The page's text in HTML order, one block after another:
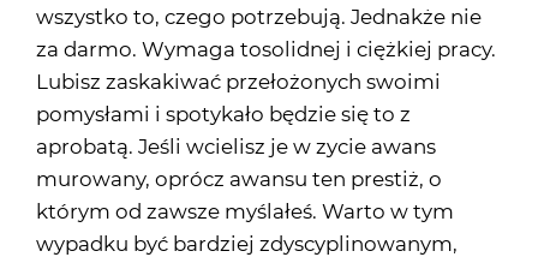
wszystko to, czego potrzebują. Jednakże nie
za darmo. Wymaga tosolidnej i ciężkiej pracy.
Lubisz zaskakiwać przełożonych swoimi
pomysłami i spotykało będzie się to z
aprobatą. Jeśli wcielisz je w zycie awans
murowany, oprócz awansu ten prestiż, o
którym od zawsze myślałeś. Warto w tym
wypadku być bardziej zdyscyplinowanym,